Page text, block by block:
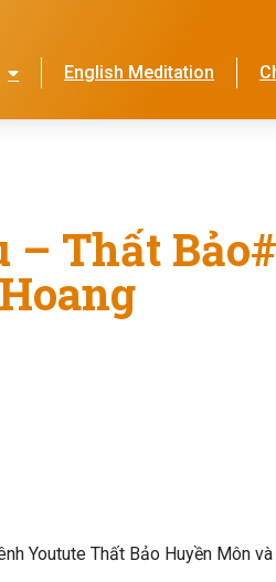
English Meditation
– Thất
Youtute Thất Bảo Huyền Môn